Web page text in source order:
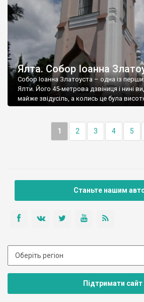
Ялта. Собор Іоанна
Собор Іоанна Златоуста – одна із
Ялти. Його 45-метрова дзвіниця і нині
майже звідусіль, а колись це була
1 2 3 4 5
Станьте нашим
Підтримати сайт